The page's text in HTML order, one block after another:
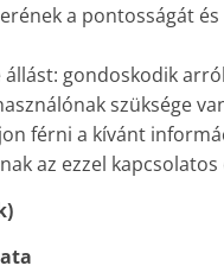
a pontosságát és
gondoskodik
szüksége
férni a kívánt
az ezzel kapcsolatos